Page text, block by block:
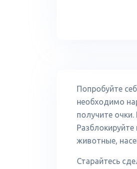
Попробуйте
необходимо
получите
животные,
Старайтесь